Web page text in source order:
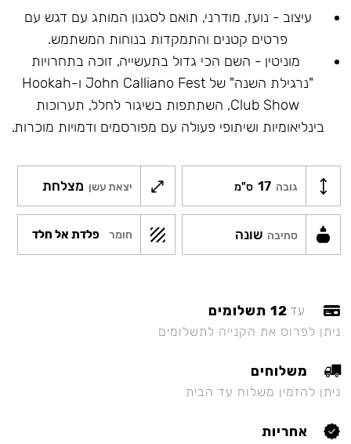
עיצוב - נועז, מודרני, תואם לסגנון המותג עם דגש עם
פרטים קטנים והתמקדות בנוחות המשתמש.
מוניטין - השם הכי גדול בתעשייה, זוכה בתחרויות
"נרגילת השנה" של John Calliano Fest ו-Hookah
Club Show, השתתפות בשיגור לחלל, תערוכות
בינליאומיות ושיתופי פעולה עם מפורסמים ודמויות מוכרות.
גובה 17 ס"מ יצאת עשן מצלחת
סחיבה שונה חומר פלדת אל חלד
עד 12 תשלומים
ניתן לפרוס את הקנייה לתשלומים
משלוחים
ניתן להזמין משלוח עד הבית
אחריות